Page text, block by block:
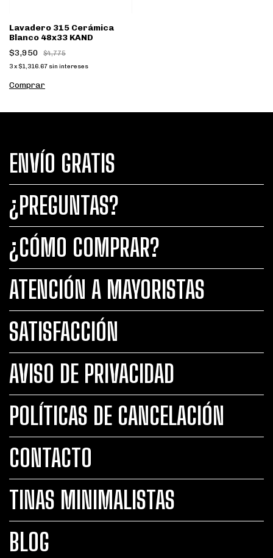
Lavadero 315 Cerámica
Blanco 48x33 KAND
$3,950
$4,775
3x $1,316.67 sin intereses
ENVÍO GRATIS
¿PREGUNTAS?
¿CÓMO COMPRAR?
ATENCIÓN A MAYORISTAS
SATISFACCIÓN
AVISO DE PRIVACIDAD
POLÍTICAS DE CANCELACIÓN
CONTACTO
TINAS MINIMALISTAS
BLOG